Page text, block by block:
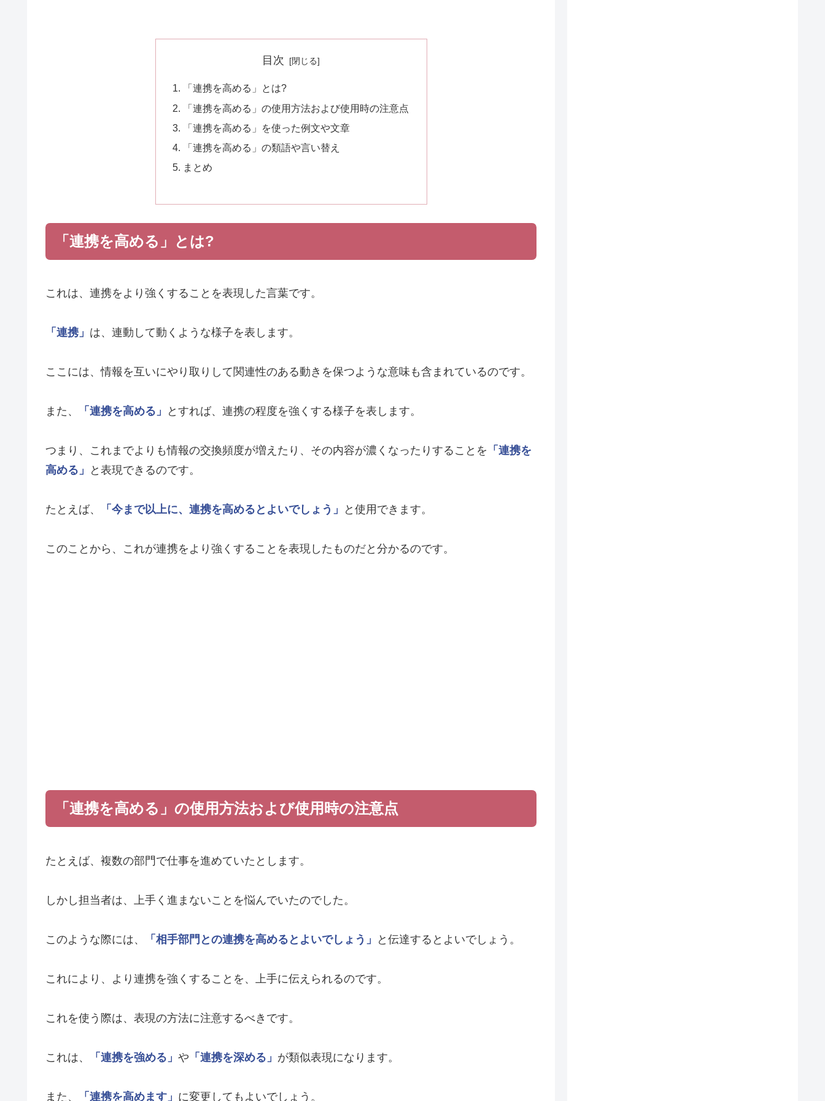
目次
「連携を高める」とは?
「連携を高める」の使用方法および使用時の注意点
「連携を高める」を使った例文や文章
「連携を高める」の類語や言い替え
まとめ
「連携を高める」とは?
これは、連携をより強くすることを表現した言葉です。
「連携」 は、連動して動くような様子を表します。
ここには、情報を互いにやり取りして関連性のある動きを保つような意味も含まれているのです。
また、 「連携を高める」 とすれば、連携の程度を強くする様子を表します。
つまり、これまでよりも情報の交換頻度が増えたり、その内容が濃くなったりすることを 「連携を
高める」
と表現できるのです。
たとえば、 「今まで以上に、連携を高めるとよいでしょう」 と使用できます。
このことから、これが連携をより強くすることを表現したものだと分かるのです。
「連携を高める」の使用方法および使用時の注意点
たとえば、複数の部門で仕事を進めていたとします。
しかし担当者は、上手く進まないことを悩んでいたのでした。
このような際には、 「相手部門との連携を高めるとよいでしょう」 と伝達するとよいでしょう。
これにより、より連携を強くすることを、上手に伝えられるのです。
これを使う際は、表現の方法に注意するべきです。
これは、 「連携を強める」 や 「連携を深める」 が類似表現になります。
また、 「連携を高めます」 に変更してもよいでしょう。